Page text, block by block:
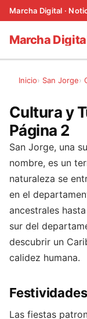
Marcha
Inicio San Jorge
Cultura y
Página 2
San Jorge, una
nombre, es un
naturaleza se
en el
ancestrales
sur del
descubrir un
calidez humana.
Las fiestas